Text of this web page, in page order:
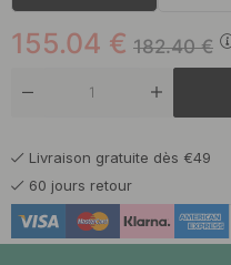
182.40€
155.04 €
Livraison gratuite dès €49
60 jours retour